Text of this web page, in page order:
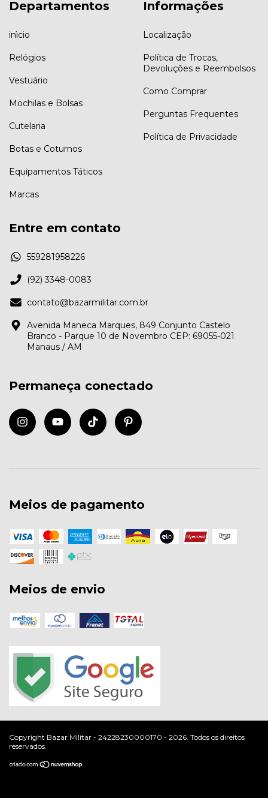
Departamentos
inìcio
Relógios
Vestuário
Mochilas e Bolsas
Cutelaria
Botas e Coturnos
Equipamentos Táticos
Marcas
Informações
Localização
Política de Trocas,
Devoluções e Reembolsos
Como Comprar
Perguntas Frequentes
Política de Privacidade
Entre em contato
559281958226
(92) 3348-0083
contato@bazarmilitar.com.br
Avenida Maneca Marques, 849 Conjunto Castelo
Branco - Parque 10 de Novembro CEP: 69055-021
Manaus / AM
Permaneça conectado
Meios de pagamento
Meios de envio
Copyright Bazar Militar - 24228230000170 - 2026. Todos os direitos
reservados.